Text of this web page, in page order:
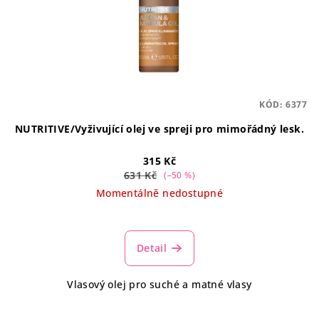
NUTRITIVE/Vyživující olej ve spreji pro mimořádný lesk.
315 Kč
631 Kč (–50 %)
Momentálně nedostupné
Detail
Vlasový olej pro suché a matné vlasy
KÓD: 6377